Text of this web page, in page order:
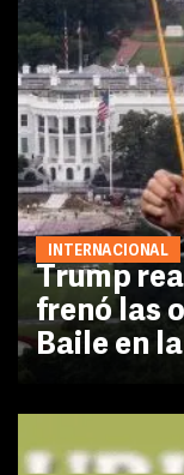
INTERNACIONAL
Trump
frenó las
Baile en